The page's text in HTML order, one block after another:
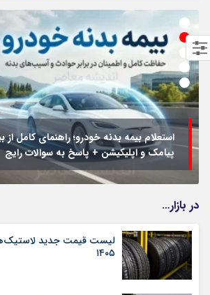
استعلام بیمه بدنه خودرو؛ راهنمای کامل از
پیامک و اپلیکیشن + پاسخ به سوالات رایج
در بازار…
لیست قیمت جدید
۱۴۰۵